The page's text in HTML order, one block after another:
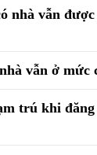
nhà vẫn
vẫn ở mức
trú khi